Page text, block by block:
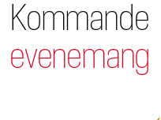
Kommande
evenemang